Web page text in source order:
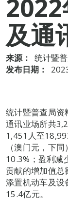
及通
来源：
统计暨
发布日期：
统计暨普查局资
通讯业场所共
1,451人至
（澳门元，下
10.3%；盈利减
贡献的增加值总
添置机动车及设
15.4亿元。